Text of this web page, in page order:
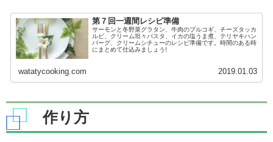
第７回一週間レシピ準備
サーモンと冬野菜グラタン、牛肉のプルコギ、チーズタッカ
ルビ、クリーム坦々パスタ、イカの塩うま煮、テリヤキハン
バーグ、クリームシチューのレシピ準備です。時間のある時
にまとめて仕込みましょう!
watatycooking.com 2019.01.03
作り方